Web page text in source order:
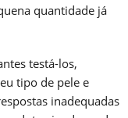
quantidade já
testá-los,
tipo de pele e
inadequadas